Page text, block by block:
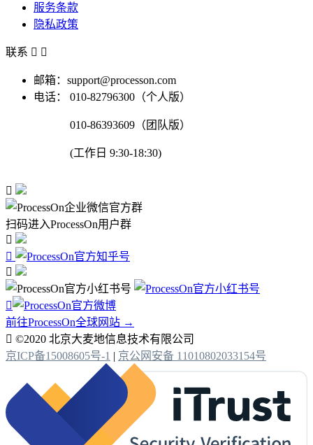
服务条款
隐私政策
联系  
邮箱：support@processon.com
电话：
010-82796300（个人版）
010-86393609（团队版）
(工作日 9:30-18:30)

扫码进入ProcessOn用户群




前往ProcessOn全球网站 →
 ©2020 北京大麦地信息技术有限公司
京ICP备15008605号-1 | 京公网安备 11010802033154号